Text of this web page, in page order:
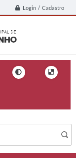
Login / Cadastro